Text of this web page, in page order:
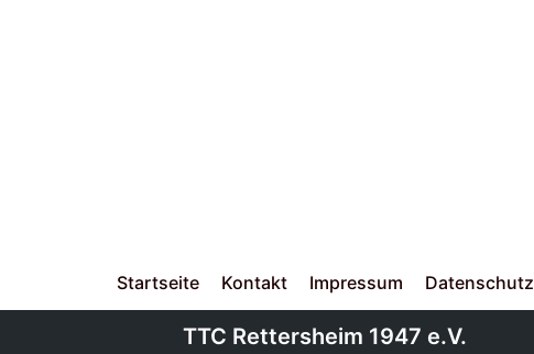
Startseite Kontakt Impressum Datenschutz
TTC Rettersheim 1947 e.V.